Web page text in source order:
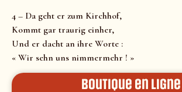
4 – Da geht er zum Kirchhof,
Kommt gar traurig einher,
Und er dacht an ihre Worte :
« Wir sehn uns nimmermehr ! »
Boutique en ligne